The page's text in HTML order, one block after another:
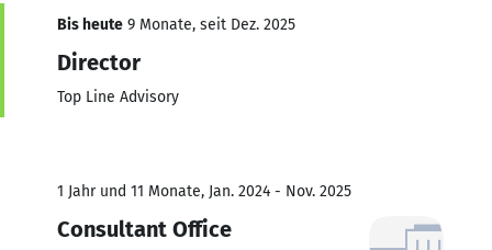
Bis heute 9 Monate, seit Dez. 2025
Director
Top Line Advisory
1 Jahr und 11 Monate, Jan. 2024 - Nov. 2025
Consultant Office